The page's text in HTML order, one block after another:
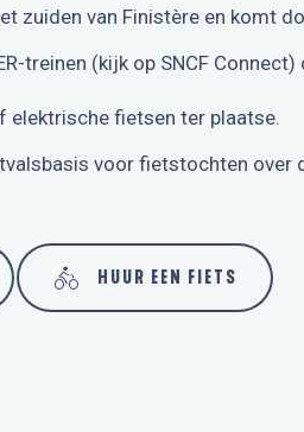
zuiden van Finistère en komt
treinen (kijk op SNCF
elektrische fietsen ter plaatse.
voor fietstochten over
HUUR EEN FIETS